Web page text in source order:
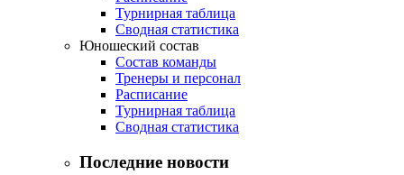
Турнирная таблица
Сводная статистика
Юношеский состав
Состав команды
Тренеры и персонал
Расписание
Турнирная таблица
Сводная статистика
Последние новости